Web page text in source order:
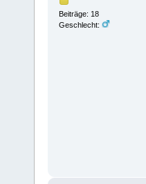
Beiträge: 18
Geschlecht: